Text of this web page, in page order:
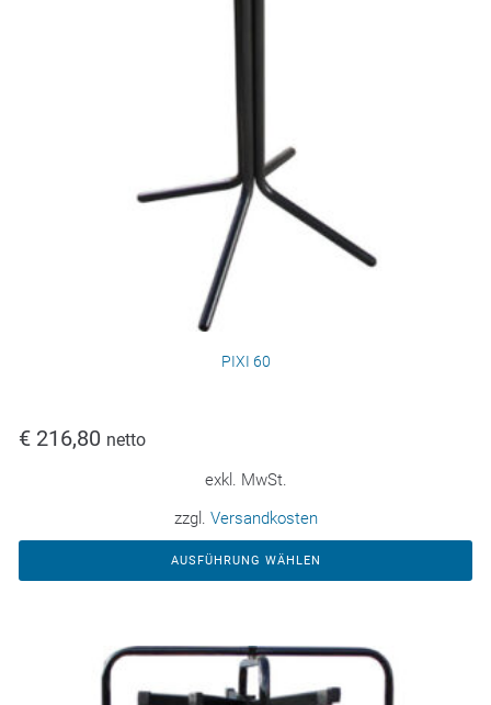
PIXI 60
€ 216,80 netto
exkl. MwSt.
zzgl. Versandkosten
AUSFÜHRUNG WÄHLEN